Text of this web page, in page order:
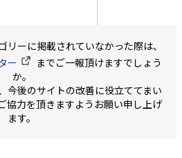
す。外径が細いた
め、対応するRJ45
コネクタへの取り
付けもしやすく、
現場での成端作業
の負担軽減や施工
性の向上に貢献し
減。 シールドなしで
定した伝送品質を確
つつ、細径を実現。
り回しやすく、切断・
剥きもラクです。 導
：0.40mm 8心線（単
カラー：ブルー、ホ
イト、ブラック、レッ
、イエロー 梱包形状：
す。外径が細い
め、対応する
コネクタへの取
現場での成端作
の負担軽減や施
を低減。 シールド
も安定した伝送品
保しつつ、細径を
被覆剥きもラクです
体径：0.40mm 8心
線） カラー：ブル
リーに掲載されていなかった際は、
ー
までご一報頂けますでしょう
か。
今後のサイトの改善に役立ててまい
協力を頂きますようお願い申し上げ
ます。